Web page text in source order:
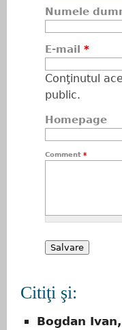
Numele
E-mail *
Conţinutul
public.
Homepage
Comment *
Citiţi şi:
Bogdan